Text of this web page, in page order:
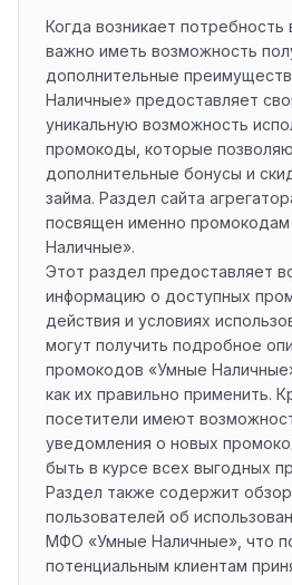
Когда возникает потребность
важно иметь возможность
дополнительные
Наличные» предоставляет
уникальную возможность
промокоды, которые
дополнительные бонусы и
займа. Раздел сайта
посвящен именно
Наличные».
Этот раздел предоставляет
информацию о доступных
действия и условиях
могут получить подробное
промокодов «Умные
как их правильно применить.
посетители имеют
уведомления о новых
быть в курсе всех выгодных
Раздел также содержит
пользователей об
МФО «Умные Наличные», что
потенциальным клиентам